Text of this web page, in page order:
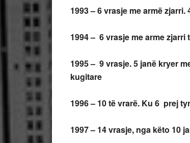
1993 – 6 vrasje me armë
1994 – 6 vrasje me arme
1995 – 9 vrasje. 5 janë kryer
kugitare
1996 – 10 të vrarë. Ku 6 prej
1997 – 14 vrasje, nga këto 10